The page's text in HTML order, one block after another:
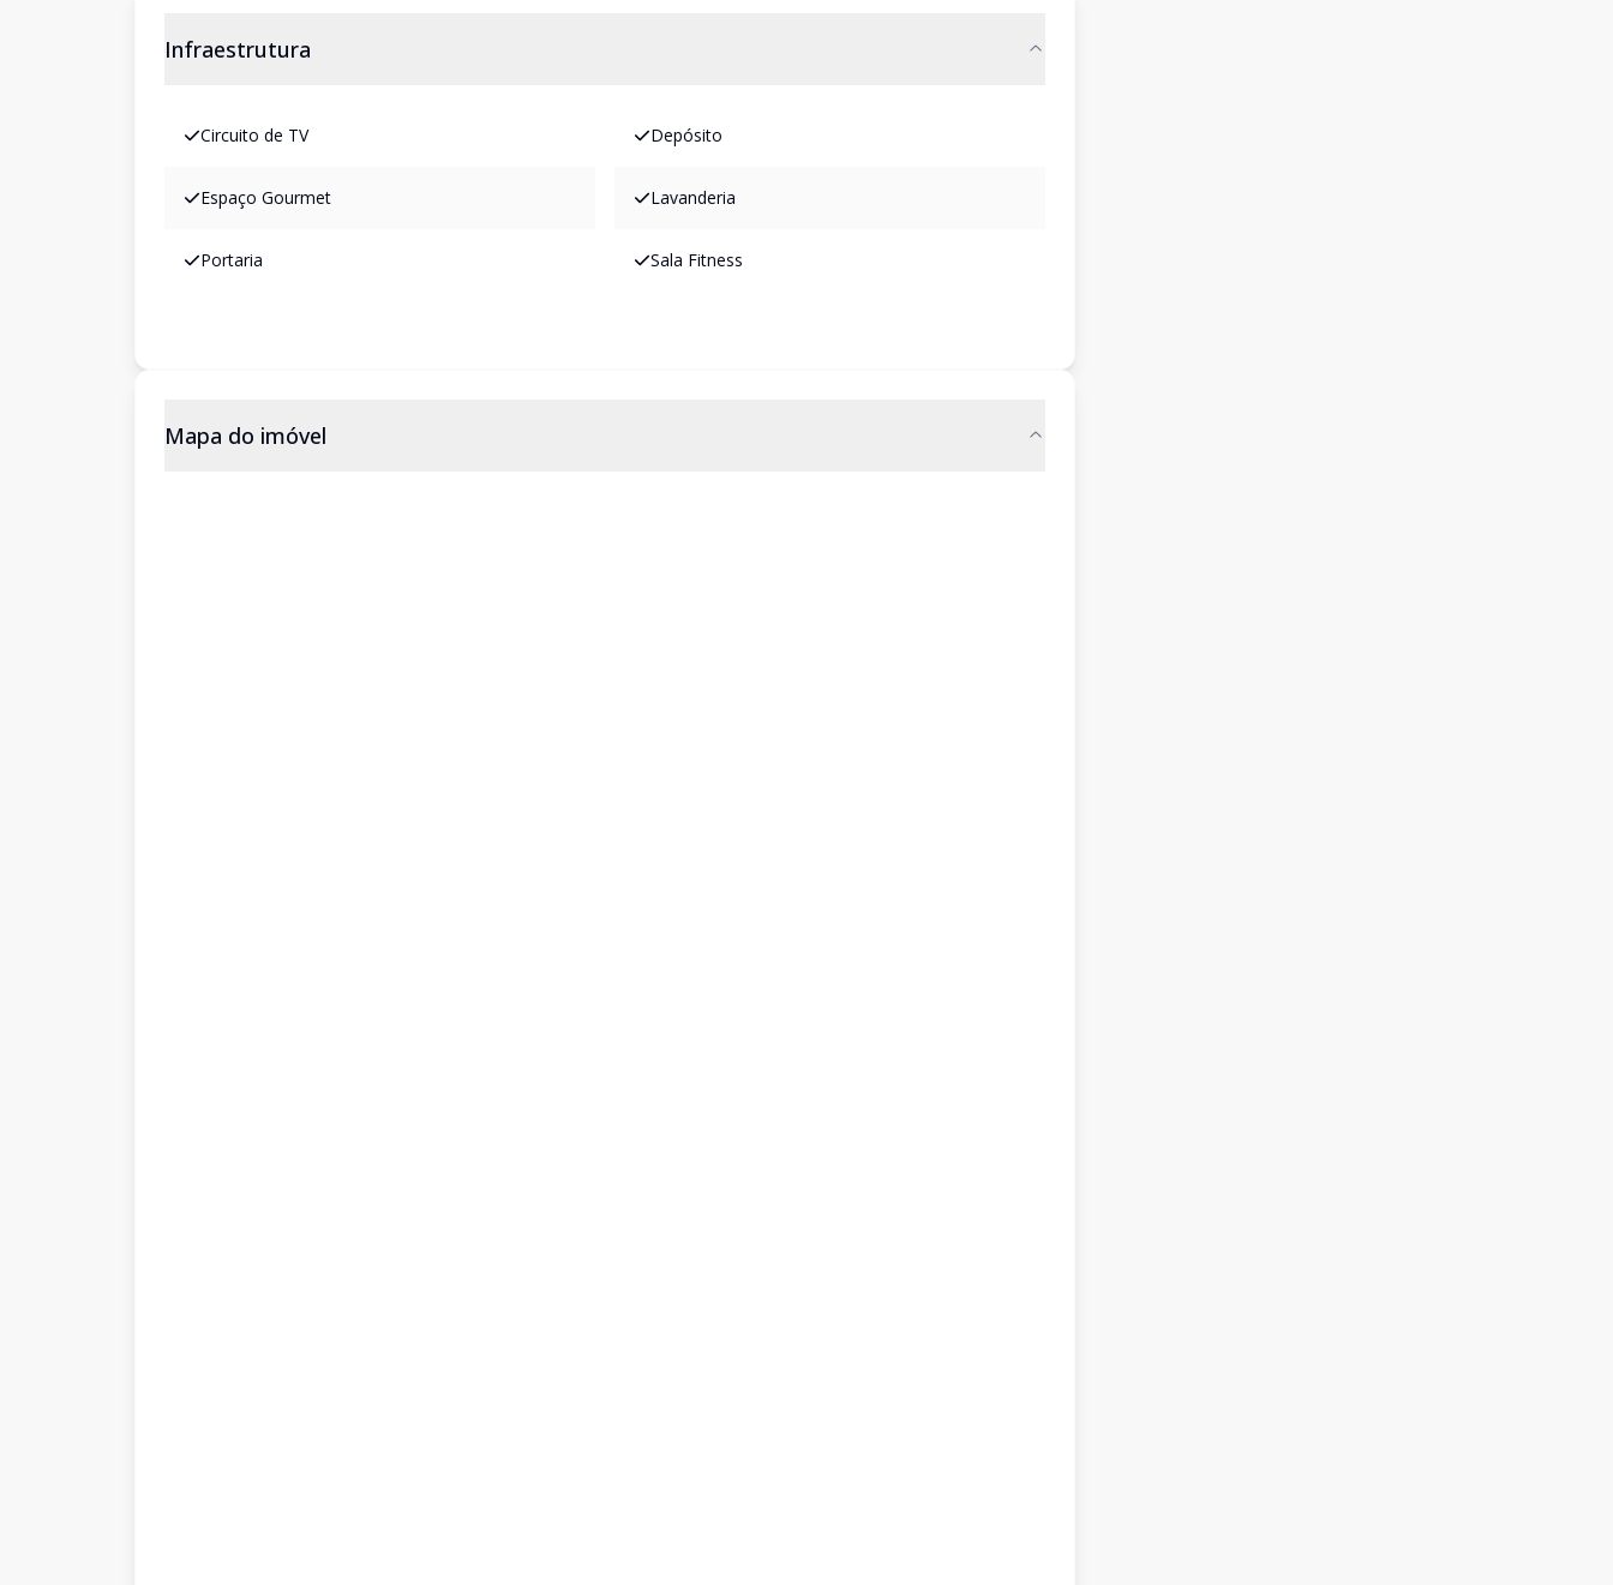
Infraestrutura
Circuito de TV Depósito
Espaço Gourmet Lavanderia
Portaria Sala Fitness
Mapa do imóvel